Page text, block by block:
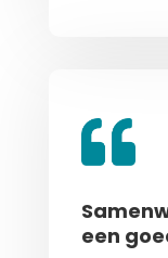
een